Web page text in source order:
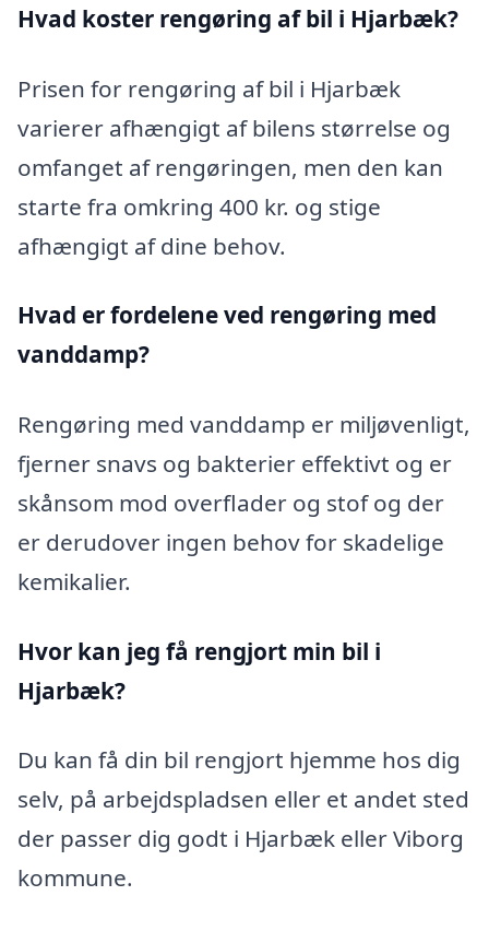
Hvad koster rengøring af bil i Hjarbæk?
Prisen for rengøring af bil i Hjarbæk
varierer afhængigt af bilens størrelse og
omfanget af rengøringen, men den kan
starte fra omkring 400 kr. og stige
afhængigt af dine behov.
Hvad er fordelene ved rengøring med
vanddamp?
Rengøring med vanddamp er miljøvenligt,
fjerner snavs og bakterier effektivt og er
skånsom mod overflader og stof og der
er derudover ingen behov for skadelige
kemikalier.
Hvor kan jeg få rengjort min bil i
Hjarbæk?
Du kan få din bil rengjort hjemme hos dig
selv, på arbejdspladsen eller et andet sted
der passer dig godt i Hjarbæk eller Viborg
kommune.